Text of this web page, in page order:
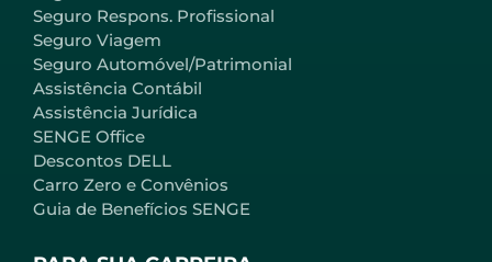
Seguro Respons. Profissional
Seguro Viagem
Seguro Automóvel/Patrimonial
Assistência Contábil
Assistência Jurídica
SENGE Office
Descontos DELL
Carro Zero e Convênios
Guia de Benefícios SENGE